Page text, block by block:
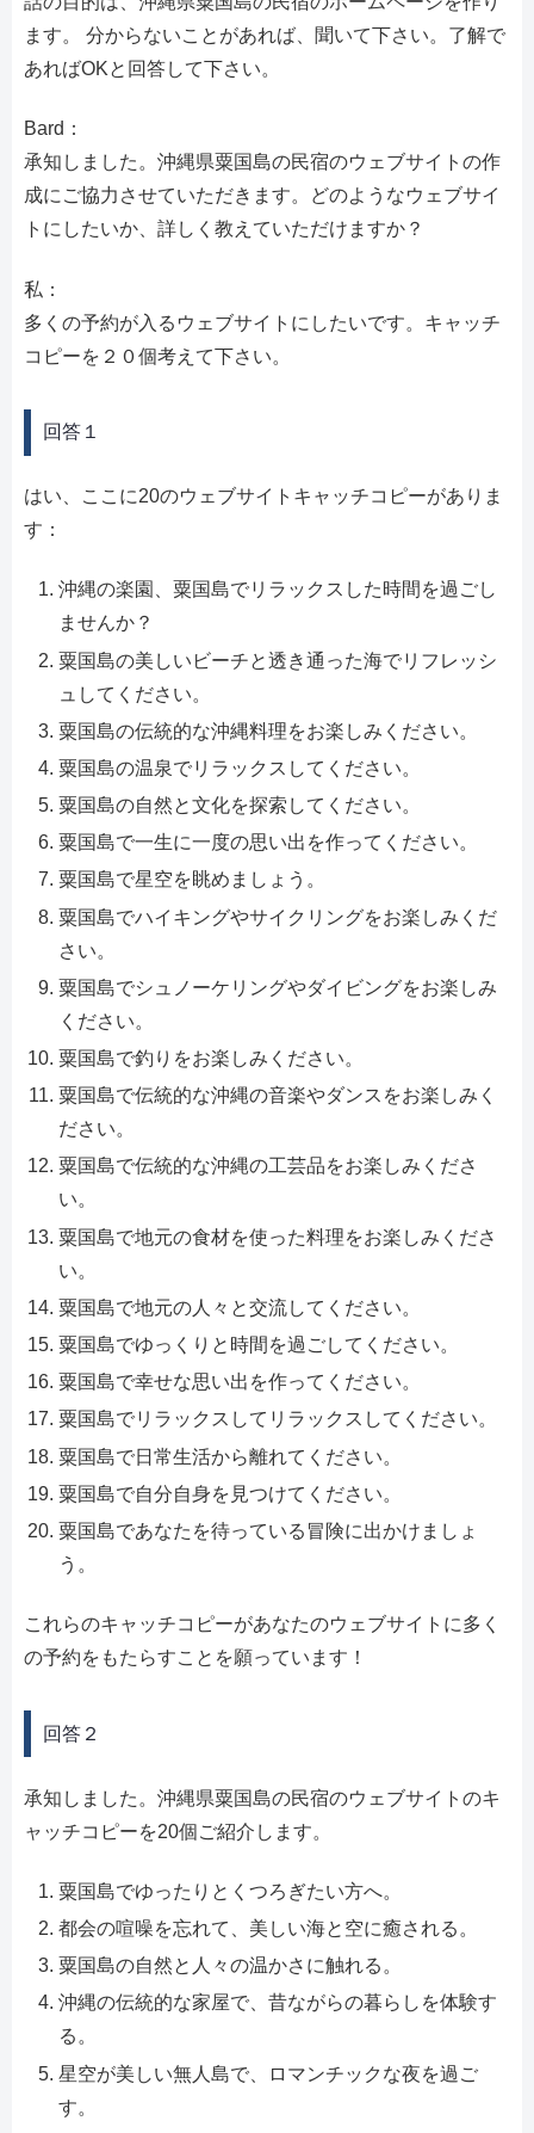
ます。 分からないことがあれば、聞いて下さい。了解で
あればOKと回答して下さい。
Bard：
承知しました。沖縄県粟国島の民宿のウェブサイトの作
成にご協力させていただきます。どのようなウェブサイ
トにしたいか、詳しく教えていただけますか？
私：
多くの予約が入るウェブサイトにしたいです。キャッチ
コピーを２０個考えて下さい。
回答１
はい、ここに20のウェブサイトキャッチコピーがありま
す：
沖縄の楽園、粟国島でリラックスした時間を過ごし
ませんか？
粟国島の美しいビーチと透き通った海でリフレッシ
ュしてください。
粟国島の伝統的な沖縄料理をお楽しみください。
粟国島の温泉でリラックスしてください。
粟国島の自然と文化を探索してください。
粟国島で一生に一度の思い出を作ってください。
粟国島で星空を眺めましょう。
粟国島でハイキングやサイクリングをお楽しみくだ
さい。
粟国島でシュノーケリングやダイビングをお楽しみ
ください。
粟国島で釣りをお楽しみください。
粟国島で伝統的な沖縄の音楽やダンスをお楽しみく
ださい。
粟国島で伝統的な沖縄の工芸品をお楽しみくださ
い。
粟国島で地元の食材を使った料理をお楽しみくださ
い。
粟国島で地元の人々と交流してください。
粟国島でゆっくりと時間を過ごしてください。
粟国島で幸せな思い出を作ってください。
粟国島でリラックスしてリラックスしてください。
粟国島で日常生活から離れてください。
粟国島で自分自身を見つけてください。
粟国島であなたを待っている冒険に出かけましょ
う。
これらのキャッチコピーがあなたのウェブサイトに多く
の予約をもたらすことを願っています！
回答２
承知しました。沖縄県粟国島の民宿のウェブサイトのキ
ャッチコピーを20個ご紹介します。
粟国島でゆったりとくつろぎたい方へ。
都会の喧噪を忘れて、美しい海と空に癒される。
粟国島の自然と人々の温かさに触れる。
沖縄の伝統的な家屋で、昔ながらの暮らしを体験す
る。
星空が美しい無人島で、ロマンチックな夜を過ご
す。